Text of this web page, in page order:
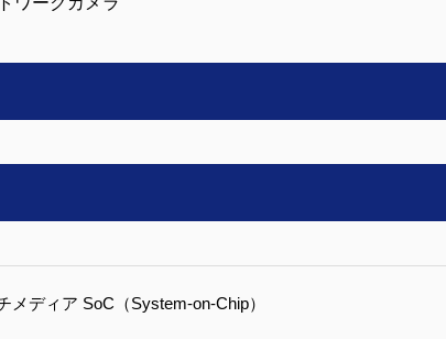
メディア SoC（System-on-Chip）